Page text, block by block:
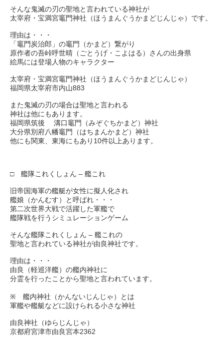
そんな鬼滅の刃の聖地と言われている神社が
太宰府・宝満宮竈門神社（ほうまんぐうかまどじんじゃ）です。
理由は・・・
「竈門炭治郎」の竈門（かまど）繋がり
原作者の吾峠呼世晴（ごとうげ・こよはる）さんの出身県
絵馬には登場人物のキャラクター
太宰府・宝満宮竈門神社（ほうまんぐうかまどじんじゃ）
福岡県太宰府市内山883
また鬼滅の刃の場合は聖地と言われる
神社は他にもあります。
福岡県筑後 溝口竈門（みぞぐちかまど）神社
大分県別府八幡竈門（はちまんかまど）神社
他にも関東、東海にもあり10件以上あります。
□ 艦隊これくしょん – 艦これ
旧帝国海軍の艦艇が女性に擬人化され
艦娘（かんむす）と呼ばれ・・・
第二次世界大戦で活躍した軍艦で
艦隊戦を行うシミュレーションゲーム
そんな艦隊これくしょん – 艦これの
聖地と言われている神社が由良神社です。
理由は・・・
由良（軽巡洋艦）の艦内神社に
分霊を行ったことから聖地と言われています。
※ 艦内神社（かんないじんじゃ）とは
軍艦や艦艇などに設けられる小さな神社
由良神社（ゆらじんじゃ）
京都府宮津市由良宮本2362